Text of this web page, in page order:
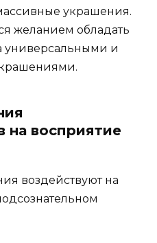
украшения.
желанием обладать
универсальными и
на восприятие
воздействуют на